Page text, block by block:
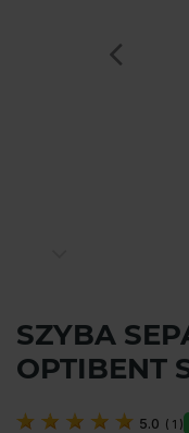
SZYBA
OPTIBENT
5.0 ( 1 )